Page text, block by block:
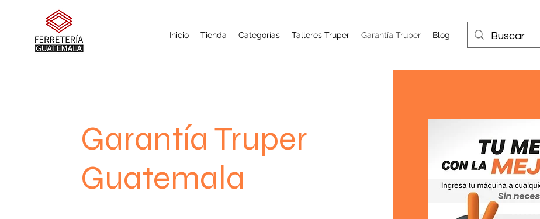
Inicio Tienda Categorías Talleres Truper Garantía Truper Blog
Garantía Truper
Guatemala